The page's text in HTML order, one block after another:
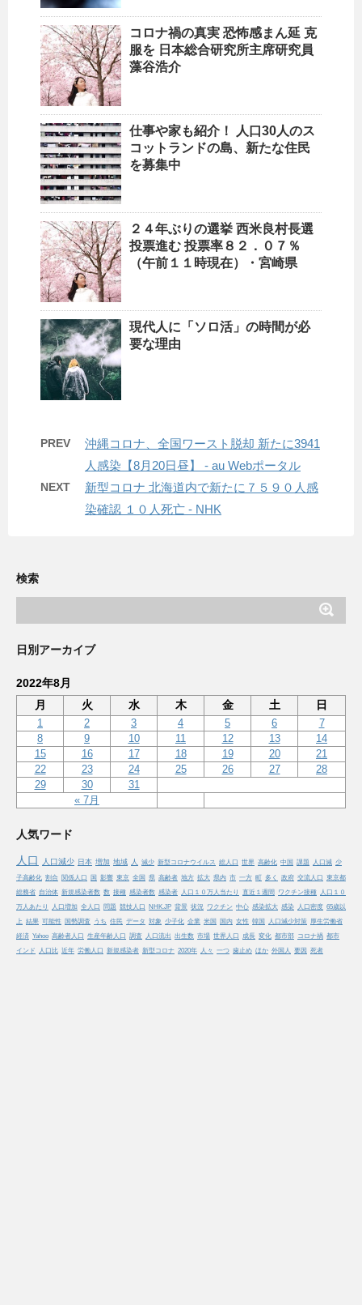
コロナ禍の真実 恐怖感まん延 克
服を 日本総合研究所主席研究員
藻谷浩介
仕事や家も紹介！ 人口 30人のス
コットランドの島、新たな住民
を募集中
２４年ぶりの選挙 西米良村長選
投票進む 投票率８２．０７％
（午前１１時現在）・宮崎県
現代人に「ソロ活」の時間が必
要な理由
PREV
沖縄コロナ、全国ワースト脱却 新たに3941
人感染【8月20日昼】 - au Webポータル
NEXT
新型コロナ 北海道内で新たに７５９０人感
染確認 １０人死亡 - NHK
検索
日別アーカイブ
2022年8月
月
火 水 木 金 土 日
« 7月
1 2 3 4 5 6
7
8
9 10 11 12 13
14
15
16 17 18 19 20
21
22
23 24 25 26 27
28
29
30 31
人気ワード
人口
人口減少 日本 増加 地域 人 減少 新型コロナウイルス 総人口 世界 高齢化 中国 課題 人口減 少
子高齢化 割合 関係人口 国 影響 東京 全国 県 高齢者 地方 拡大 県内 市 一方 町 多く 政府 交流人口 東京都
総務省 自治体 新規感染者数 数 接種 感染者数 感染者 人口１０万人当たり 直近１週間 ワクチン接種 人口１０
万人あたり
人口増加 全人口 問題 競技人口 NHK.JP 背景 状況 ワクチン 中心 感染拡大 感染 人口密度 65歳以
上 結果 可能性 国勢調査 うち 住民 データ 対象 少子化 企業 米国 国内 女性 韓国 人口減少対策
厚生労働省
経済 Yahoo 高齢者人口 生産年齢人口 調査 人口流出 出生数 市場 世界人口 成長 変化 都市部 コロナ禍 都市
インド
人口比 近年 労働人口 新規感染者 新型コロナ 2020年 人々 一つ 歯止め ほか 外国人 要因 死者